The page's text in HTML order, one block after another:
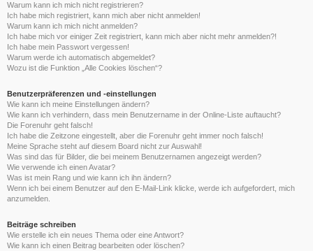
Warum kann ich mich nicht registrieren?
Ich habe mich registriert, kann mich aber nicht anmelden!
Warum kann ich mich nicht anmelden?
Ich habe mich vor einiger Zeit registriert, kann mich aber nicht mehr anmelden?!
Ich habe mein Passwort vergessen!
Warum werde ich automatisch abgemeldet?
Wozu ist die Funktion „Alle Cookies löschen“?
Benutzerpräferenzen und -einstellungen
Wie kann ich meine Einstellungen ändern?
Wie kann ich verhindern, dass mein Benutzername in der Online-Liste auftaucht?
Die Forenuhr geht falsch!
Ich habe die Zeitzone eingestellt, aber die Forenuhr geht immer noch falsch!
Meine Sprache steht auf diesem Board nicht zur Auswahl!
Was sind das für Bilder, die bei meinem Benutzernamen angezeigt werden?
Wie verwende ich einen Avatar?
Was ist mein Rang und wie kann ich ihn ändern?
Wenn ich bei einem Benutzer auf den E-Mail-Link klicke, werde ich aufgefordert, mich
anzumelden.
Beiträge schreiben
Wie erstelle ich ein neues Thema oder eine Antwort?
Wie kann ich einen Beitrag bearbeiten oder löschen?